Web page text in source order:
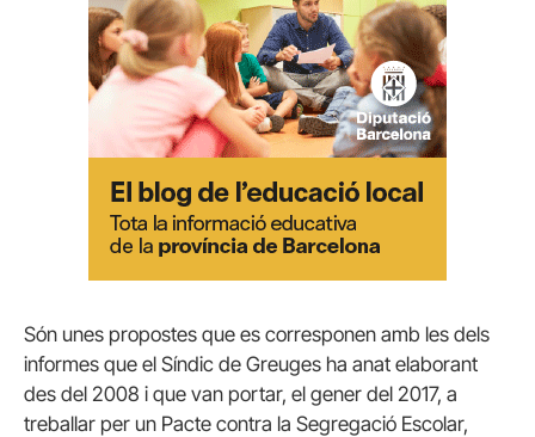
Són unes propostes que es corresponen amb les dels
informes que el Síndic de Greuges ha anat elaborant
des del 2008 i que van portar, el gener del 2017, a
treballar per un Pacte contra la Segregació Escolar,